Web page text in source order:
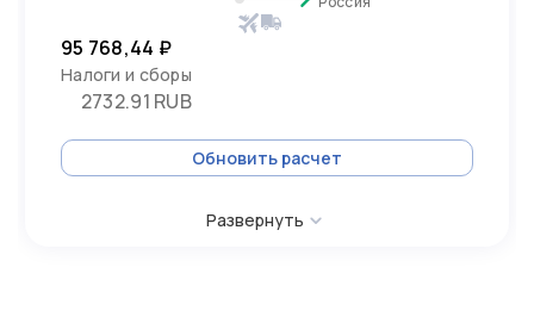
95 768,44 ₽
Налоги и сборы
2732.91 RUB
Обновить расчет
Развернуть